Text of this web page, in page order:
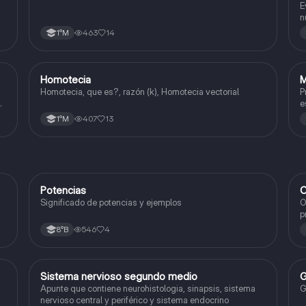
1°M 463 14
Matemáticas
Homotecia
Homotecia, que es?, razón (k), Homotecia vectorial
1°M 407 13
Matemáticas
Potencias
Significado de potencias y ejemplos
8°B 546 4
Biología
Sistema nervioso segundo medio
Apunte que contiene neurohistologia, sinapsis, sistema
nervioso central y periférico y sistema endocrino